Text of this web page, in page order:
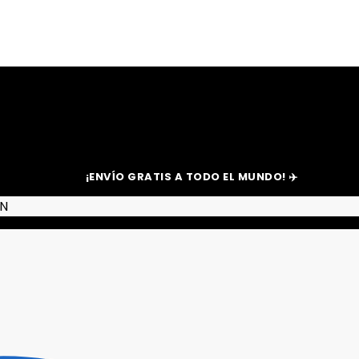
¡ENVÍO GRATIS A TODO EL MUNDO! ✈️